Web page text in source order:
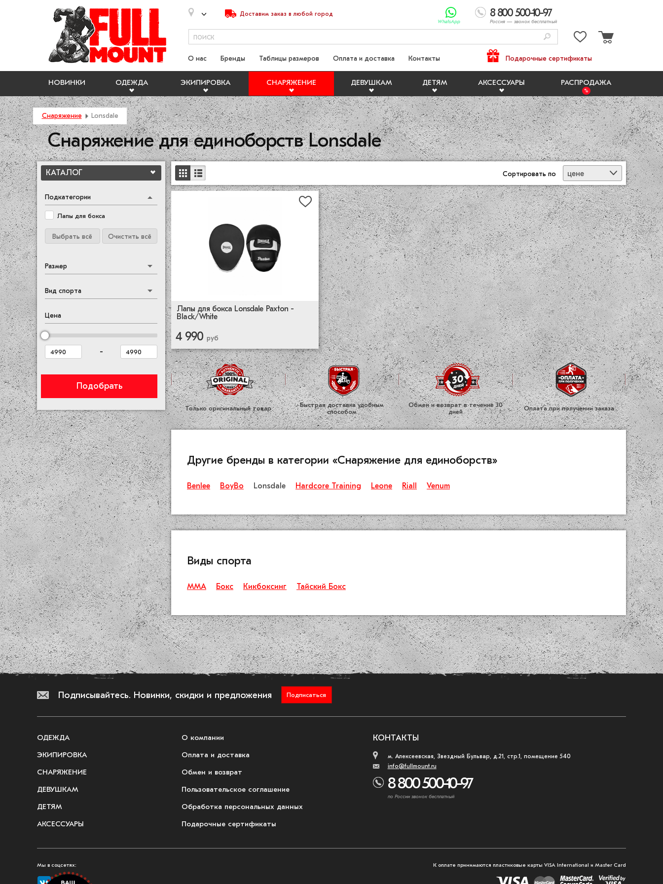
Доставим заказ в любой город 8 800 500-10-97
Россия — звонок бесплатный
WhatsApp
НОВИНКИ ОДЕЖДА ЭКИПИРОВКА СНАРЯЖЕНИЕ ДЕВУШКАМ ДЕТЯМ АКСЕССУАРЫ РАСПРОДАЖА
О нас Бренды Таблицы размеров Оплата и доставка Контакты Подарочные сертификаты
Снаряжение Lonsdale
Снаряжение для единоборств Lonsdale
КАТАЛОГ
Подкатегории
Лапы для бокса
Выбрать всё Очистить всё
Размер
Вид спорта
Цена
-
Подобрать
Сортировать по цене
Лапы для бокса Lonsdale Paxton -
Black/White
4 990 руб
Только ориги­нальный товар
Быстрая доставка удобным
способом
Обмен и возврат в течение 30
дней
Оплата при получении заказа
Другие бренды в категории «Снаряжение для единоборств»
Benlee BoyBo Lonsdale Hardcore Training Leone Riall Venum
Виды спорта
ММА Бокс Кикбоксинг Тайский Бокс
Подписывайтесь. Новинки, скидки и предложения Подписаться
КОНТАКТЫ
м. Алексеевская, Звездный Бульвар, д.21, стр.1, помещение 540
info@fullmount.ru
8 800 500-10-97
по России звонок бесплатный
ОДЕЖДА
ЭКИПИРОВКА
СНАРЯЖЕНИЕ
ДЕВУШКАМ
ДЕТЯМ
АКСЕССУАРЫ
О компании
Оплата и доставка
Обмен и возврат
Пользовательское соглашение
Обработка персональных данных
Подарочные сертификаты
Мы в соцсетях: К оплате принимаются пластиковые карты VISA International и Master Card